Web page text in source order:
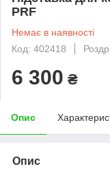
PRF
Немає в наявності
Код: 402418
6 300 ₴
Опис
Опис